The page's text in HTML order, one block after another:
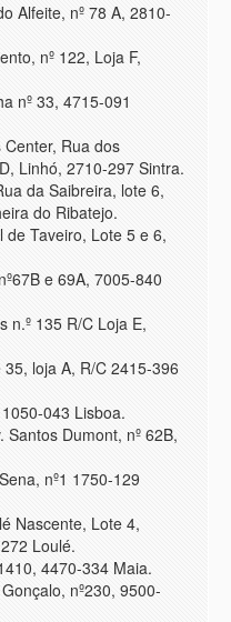
Alfeite, nº 78 A, 2810-
nº 122, Loja F,
nº 33, 4715-091
Rua dos
Linhó, 2710-297 Sintra.
da Saibreira, lote 6,
do Ribatejo.
Taveiro, Lote 5 e 6,
e 69A, 7005-840
n.º 135 R/C Loja E,
loja A, R/C 2415-396
043 Lisboa.
Santos Dumont, nº 62B,
nº1 1750-129
Nascente, Lote 4,
Loulé.
4470-334 Maia.
nº230, 9500-